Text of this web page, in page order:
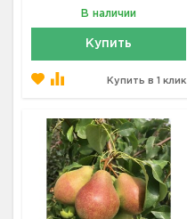
В наличии
Купить
Купить в 1 клик